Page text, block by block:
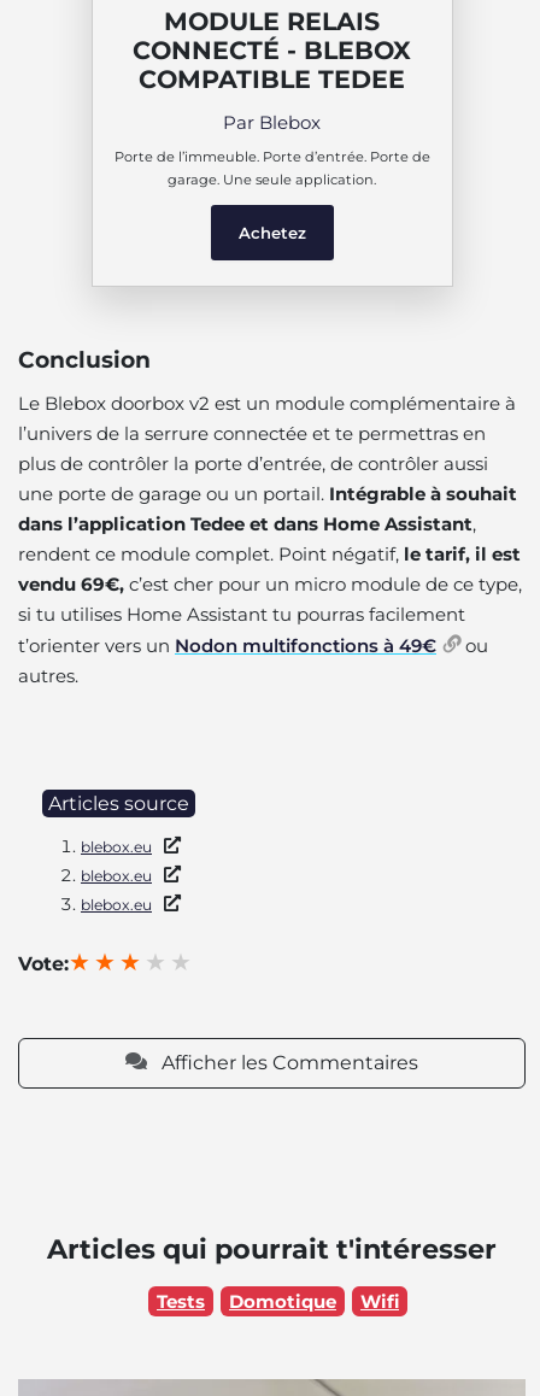
MODULE RELAIS
CONNECTÉ - BLEBOX
COMPATIBLE TEDEE
Par Blebox
Porte de l’immeuble. Porte d’entrée. Porte de
garage. Une seule application.
Achetez
Conclusion
Le Blebox doorbox v2 est un module complémentaire à
l’univers de la serrure connectée et te permettras en
plus de contrôler la porte d’entrée, de contrôler aussi
une porte de garage ou un portail. Intégrable à souhait
dans l’application Tedee et dans Home Assistant,
rendent ce module complet. Point négatif, le tarif, il est
vendu 69€, c’est cher pour un micro module de ce type,
si tu utilises Home Assistant tu pourras facilement
t’orienter vers un Nodon multifonctions à 49€
ou
autres.
Articles source
blebox.eu
blebox.eu
blebox.eu
Vote:
Afficher les Commentaires
Articles qui pourrait t'intéresser
Tests Domotique Wifi